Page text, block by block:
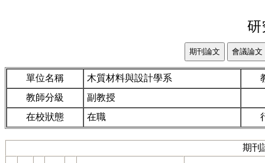
研
單位名稱 木質材料與設計學系
教師分級
副教授
在校狀態
在職
期刊